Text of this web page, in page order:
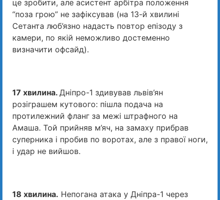
це зробити, але асистент арбітра положення
“поза грою” не зафіксував (на 13-й хвилині
Сетанта люб’язно надасть повтор епізоду з
камери, по якій неможливо достеменно
визначити офсайд).
17 хвилина. Дніпро-1 здивував львів’ян
розіграшем кутового: пішла подача на
протилежний фланг за межі штрафного на
Амаша. Той прийняв м’яч, на замаху прибрав
суперника і пробив по воротах, але з правої ноги,
і удар не вийшов.
18 хвилина. Непогана атака у Дніпра-1 через